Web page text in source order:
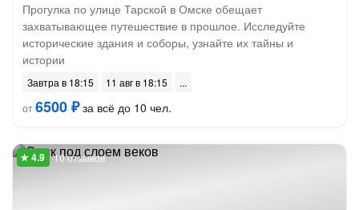
Прогулка по улице Тарской в Омске обещает
захватывающее путешествие в прошлое. Исследуйте
исторические здания и соборы, узнайте их тайны и
истории
Завтра в 18:15
11 авг в 18:15
от6500 ₽за всё до 10 чел.
10 отзывов